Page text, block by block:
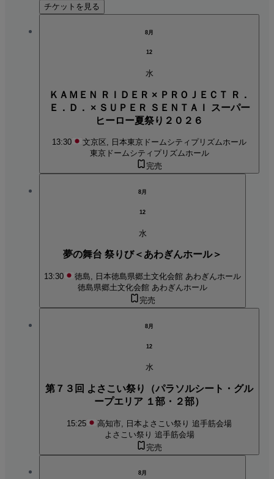
チケットを見る
8月
12
水
ＫＡＭＥＮ ＲＩＤＥＲ × ＰＲＯＪＥＣＴ Ｒ．
Ｅ．Ｄ． × ＳＵＰＥＲ ＳＥＮＴＡＩ スーパー
ヒーロー夏祭り２０２６
13:30 文京区, 日本東京ドームシティプリズムホール
東京ドームシティプリズムホール
完売
8月
12
水
夢の舞台 祭りび＜あわぎんホール＞
13:30 徳島, 日本徳島県郷土文化会館 あわぎんホール
徳島県郷土文化会館 あわぎんホール
完売
8月
12
水
第７３回 よさこい祭り（パラソルシート・グル
ープエリア １部・２部）
15:25 高知市, 日本 よさこい祭り 追手筋会場
よさこい祭り 追手筋会場
完売
8月